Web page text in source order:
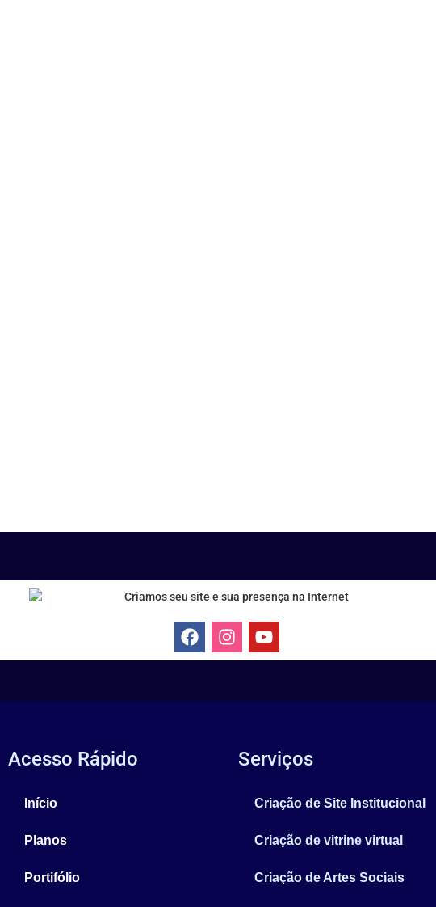
Acesso Rápido
Início
Planos
Portifólio
Serviços
Criação de Site Institucional
Criação de vitrine virtual
Criação de Artes Sociais